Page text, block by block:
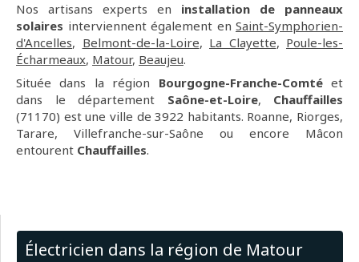
Nos artisans experts en installation de panneaux
solaires interviennent également en Saint-Symphorien-
d'Ancelles, Belmont-de-la-Loire, La Clayette, Poule-les-
Écharmeaux, Matour, Beaujeu.
Située dans la région Bourgogne-Franche-Comtéet
dans le département Saône-et-Loire, Chauffailles
(71170) est une ville de 3922 habitants. Roanne, Riorges,
Tarare, Villefranche-sur-Saône ou encore Mâcon
entourent Chauffailles.
Électricien dans la région de Matour